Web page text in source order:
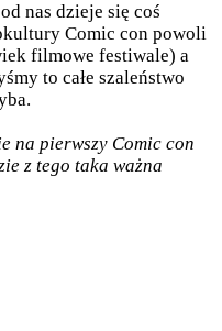
nas dzieje się coś
Comic con powoli
filmowe festiwale) a
to całe szaleństwo
na pierwszy Comic con
z tego taka ważna